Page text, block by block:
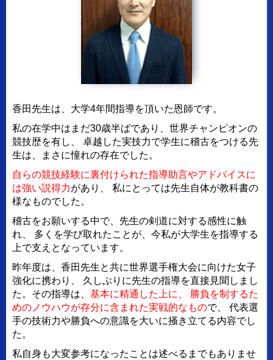
香田先生は、大学4年間指導を頂いた恩師です。
私の在学中はまだ30歳半ばであり、世界チャンピオンの
競技歴を有し、
卓越した実技力で学生に稽古をつける先
生は、まさに憧れの存在でした。
自らの競技経験に裏付けられた指導助言やアドバイスに
は強い説得力があり、
私にとっては先生自体が教科書の
様なものでした。
稽古をお願いする中で、先生の剣道に対する感性に触
れ、
多くを学び取れたことが、今私が大学生を指導する
上で支えとなっています。
昨年度は、香田先生と共に世界選手権大会に向けた女子
強化に携わり、
久しぶりに先生の指導を直接見聞しまし
た。その指導は、 基本に精通した上に、
勝負を制するた
めのノウハウが存分に含まれた実戦的なもので、
代表選
手の技術力や勝負への意識を大いに掻き立てる内容でし
た。
私自身も大変参考になったことは述べるまでもありませ